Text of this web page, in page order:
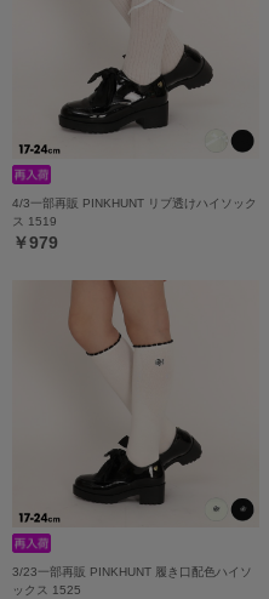
4/3一部再販 PINKHUNT リブ透けハイソック
ス 1519
￥979
3/23一部再販 PINKHUNT 履き口配色ハイソ
ックス 1525